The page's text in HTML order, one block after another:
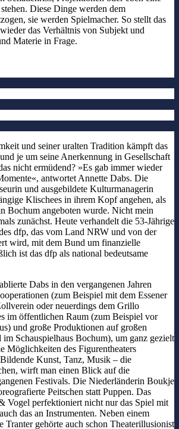
Diese Dinge werden dem
sie werden Spielmacher. So stellt das
das Verhältnis von Subjekt und
Materie in Frage.
und seiner uralten Tradition kämpft das
je um seine Anerkennung in Gesellschaft
nicht ermüdend? »Es gab immer wieder
antwortet Annette Dabs. Die
und ausgebildete Kulturmanagerin
Klischees in ihrem Kopf angehen, als
Bochum angeboten wurde. Nicht mein
zunächst. Heute verhandelt die 53-Jährige
dfp, das vom Land NRW und von der
wird, mit dem Bund um finanzielle
ist das dfp als national bedeutsame
Dabs in den vergangenen Jahren
(zum Beispiel mit dem Essener
oder neuerdings dem Grillo
im öffentlichen Raum (zum Beispiel vor
und große Produktionen auf großen
Schauspielhaus Bochum), um ganz gezielt
Möglichkeiten des Figurentheaters
Kunst, Tanz, Musik – die
wirft man einen Blick auf die
Festivals. Die Niederländerin Boukje
Peitschen statt Puppen. Das
Vogel perfektioniert nicht nur das Spiel mit
das an Instrumenten. Neben einem
Tranter gehörte auch schon Theaterillusionist